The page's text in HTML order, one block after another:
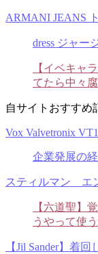
ARMANI JEANS
dress ジャー
【イベキャ
てたら中々
自サイトおすすめ
Vox Valvetronix
企業発展の
スティルマン エ
【六道聖】
うやって使
【Jil Sander】着